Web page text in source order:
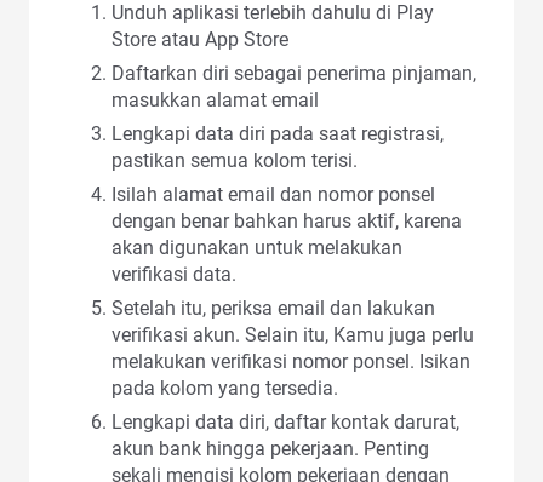
Unduh aplikasi terlebih dahulu di Play
Store atau App Store
Daftarkan diri sebagai penerima pinjaman,
masukkan alamat email
Lengkapi data diri pada saat registrasi,
pastikan semua kolom terisi.
Isilah alamat email dan nomor ponsel
dengan benar bahkan harus aktif, karena
akan digunakan untuk melakukan
verifikasi data.
Setelah itu, periksa email dan lakukan
verifikasi akun. Selain itu, Kamu juga perlu
melakukan verifikasi nomor ponsel. Isikan
pada kolom yang tersedia.
Lengkapi data diri, daftar kontak darurat,
akun bank hingga pekerjaan. Penting
sekali mengisi kolom pekerjaan dengan